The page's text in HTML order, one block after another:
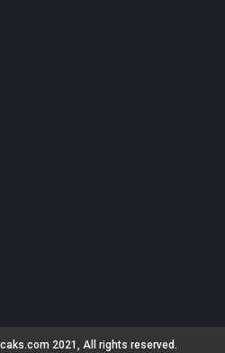
2021, All rights reserved.